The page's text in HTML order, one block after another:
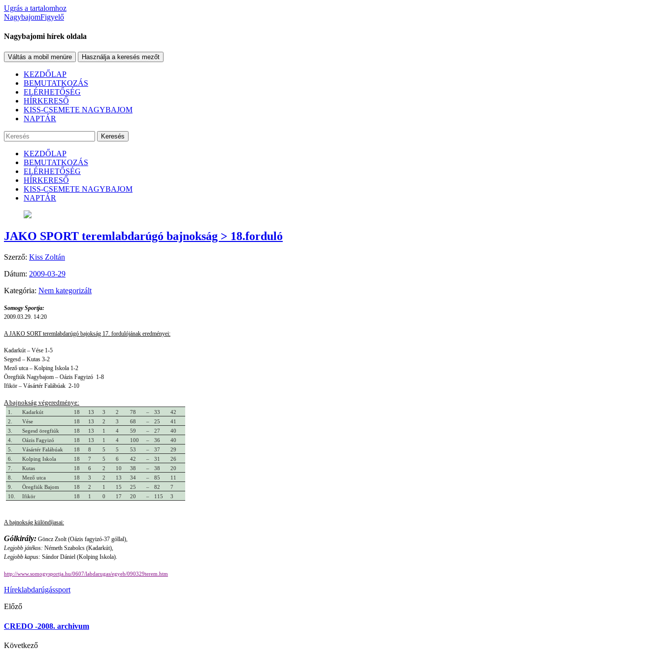
Ugrás a tartalomhoz
NagybajomFigyelő
Nagybajomi hírek oldala
Váltás a mobil menüre Használja a keresés mezőt
KEZDŐLAP
BEMUTATKOZÁS
ELÉRHETŐSÉG
HÍRKERESŐ
KISS-CSEMETE NAGYBAJOM
NAPTÁR
Keresés
KEZDŐLAP
BEMUTATKOZÁS
ELÉRHETŐSÉG
HÍRKERESŐ
KISS-CSEMETE NAGYBAJOM
NAPTÁR
JAKO SPORT teremlabdarúgó bajnokság > 18.forduló
Szerző: Kiss Zoltán
Dátum: 2009-03-29
Kategória: Nem kategorizált
Somogy Sportja:
2009.03.29. 14:20
A JAKO SORT teremlabdarúgó bajokság 17. fordulójának eredményei:
Kadarkút – Vése 1-5
Segesd – Kutas 3-2
Mező utca – Kolping Iskola 1-2
Öregfiúk Nagybajom – Oázis Fagyizó 1-8
Ifikör – Vásártér Falábúak 2-10
A bajnokság végeredménye:
1. Kadarkút 18 13 3 2 78 – 33
42
2.
Vése 18 13 2 3 68 – 25
41
3.
Segesd öregfiúk 18 13 1 4 59 – 27
40
4.
Oázis Fagyizó 18 13 1 4 100 – 36
40
5.
Vásártér Falábúak 18 8 5 5 53 – 37
29
6.
Kolping Iskola 18 7 5 6 42 – 31
26
7.
Kutas 18 6 2 10 38 – 38
20
8.
Mező utca 18 3 2 13 34 – 85
11
9.
Öregfiúk Bajom 18 2 1 15 25 – 82
7
10.
Ifikör 18 1 0 17 20 – 115 3
A bajnokság különdíjasai:
Gólkirály: Göncz Zsolt (Oázis fagyizó-37 góllal),
Legjobb játékos: Németh Szabolcs (Kadarkút),
Legjobb kapus: Sándor Dániel (Kolping Iskola).
http://www.somogysportja.hu/0607/labdarugas/egyeb/090329terem.htm
Híreklabdarúgássport
Előző
CREDO -2008. archivum
Következő